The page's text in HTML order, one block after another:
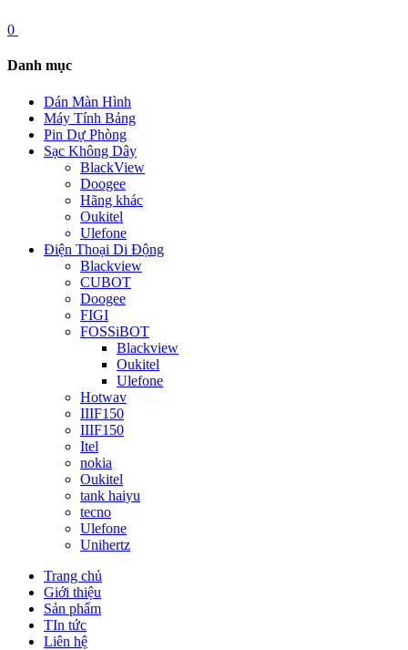
0
Danh mục
Dán Màn Hình
Máy Tính Bảng
Pin Dự Phòng
Sạc Không Dây
BlackView
Doogee
Hãng khác
Oukitel
Ulefone
Điện Thoại Di Động
Blackview
CUBOT
Doogee
FIGI
FOSSiBOT
Blackview
Oukitel
Ulefone
Hotwav
IIIF150
IIIF150
Itel
nokia
Oukitel
tank haiyu
tecno
Ulefone
Unihertz
Trang chủ
Giới thiệu
Sản phẩm
TIn tức
Liên hệ